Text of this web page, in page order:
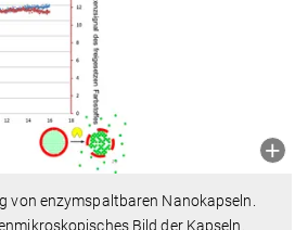
von enzymspaltbaren Nanokapseln.
Bild der Kapseln.